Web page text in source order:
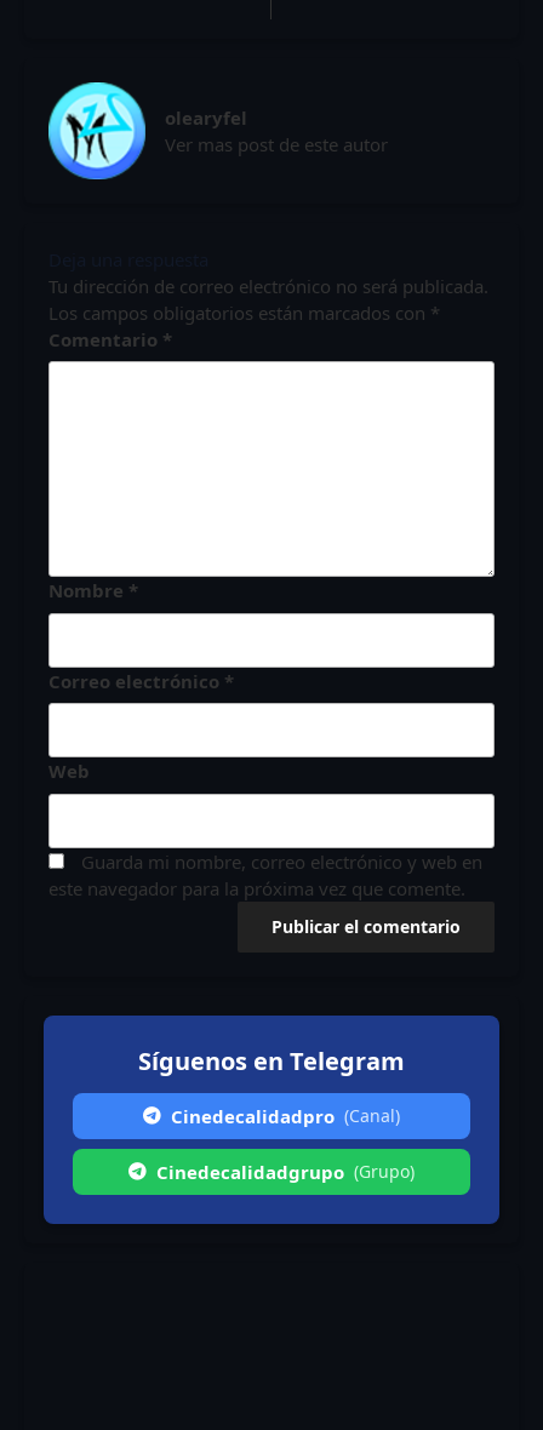
olearyfel
Ver mas post de este autor
Tu dirección de correo electrónico no será publicada.
Los campos obligatorios están marcados con *
Comentario *
Nombre *
Correo electrónico *
Web
Guarda mi nombre, correo electrónico y web en
este navegador para la próxima vez que comente.
Síguenos en Telegram
Cinedecalidadpro (Canal)
Cinedecalidadgrupo (Grupo)